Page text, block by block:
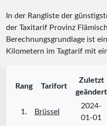
In der Rangliste der
der Taxitarif Provinz
Berechnungsgrundlage ist
Kilometern im Tagtarif mit
Rang Tarifort
Zuletzt
geändert
1. Brüssel
2024-
01-01